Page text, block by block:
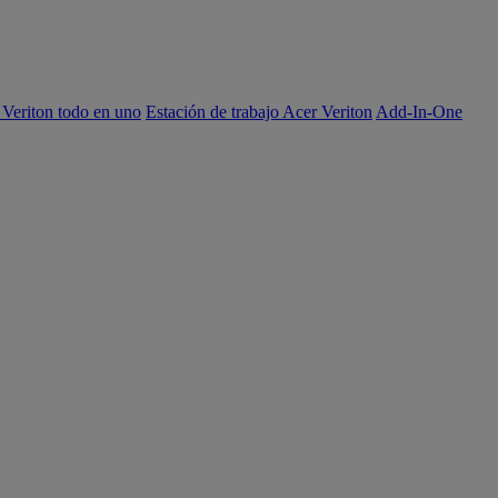
todo en uno Estación de trabajo Acer Veriton Add-In-One